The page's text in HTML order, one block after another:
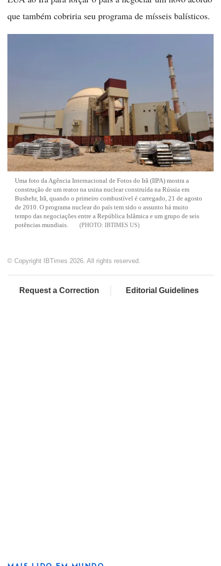
que também cobriria seu programa de mísseis balísticos.
Uma foto da Agência Internacional de Fotos do Irã (IIPA) mostra a
construção de um reator na usina nuclear construída na Rússia em
Bushehr, Irã, quando o primeiro combustível é carregado, 21 de agosto
de 2010. O programa nuclear do país tem sido o assunto há muito
tempo das negociações entre a República Islâmica e um grupo de seis
potências mundiais.
IBTIMES US
© Copyright IBTimes 2026. All rights reserved.
Request a Correction Editorial Guidelines